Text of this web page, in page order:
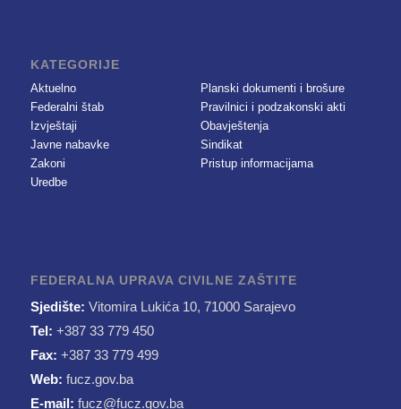
KATEGORIJE
Aktuelno
Federalni štab
Izvještaji
Javne nabavke
Zakoni
Uredbe
Planski dokumenti i brošure
Pravilnici i podzakonski akti
Obavještenja
Sindikat
Pristup informacijama
FEDERALNA UPRAVA CIVILNE ZAŠTITE
Sjedište: Vitomira Lukića 10, 71000 Sarajevo
Tel: +387 33 779 450
Fax: +387 33 779 499
Web: fucz.gov.ba
E-mail: fucz@fucz.gov.ba